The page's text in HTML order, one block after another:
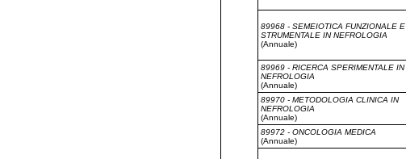
89968 - SEMEIOTICA FUNZIONALE E
STRUMENTALE IN NEFROLOGIA
(Annuale)
89969 - RICERCA SPERIMENTALE IN
NEFROLOGIA
(Annuale)
89970 - METODOLOGIA CLINICA IN
NEFROLOGIA
(Annuale)
89972 - ONCOLOGIA MEDICA
(Annuale)